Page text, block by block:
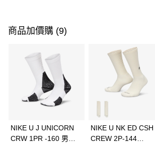
信用卡一次付款
3 期 0 利率 每期
合作金庫商業銀行
第一商業銀行
華南商業銀行
彰化商業銀行
上海商業儲蓄銀行
Apple Pay
全盈+PAY
商品加價購 (9)
NIKE U J UNICORN
CRW 1PR -160 男女
NIKE U NK ED CSH
CREW 2P-144